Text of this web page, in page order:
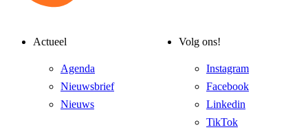
Actueel
Agenda
Nieuwsbrief
Nieuws
Volg ons!
Instagram
Facebook
Linkedin
TikTok